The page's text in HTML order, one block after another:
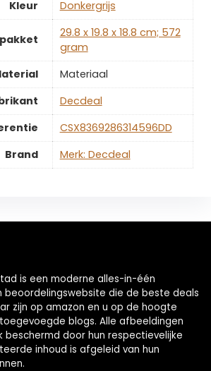
Kleur
‎Donkergrijs
‎29.8 x 19.8 x 18.8 cm; 572
gram
‎Materiaal
‎Decdeal
‎CSX8369286314596DD
Brand
Merk: Decdeal
is een moderne alles-in-één
beoordelingswebsite die de beste deals
zijn op amazon en u op de hoogte
blogs. Alle afbeeldingen
beschermd door hun respectievelijke
inhoud is afgeleid van hun